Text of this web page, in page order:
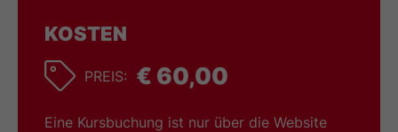
KOSTEN
PREIS: € 60,00
Eine Kursbuchung ist nur über die Website